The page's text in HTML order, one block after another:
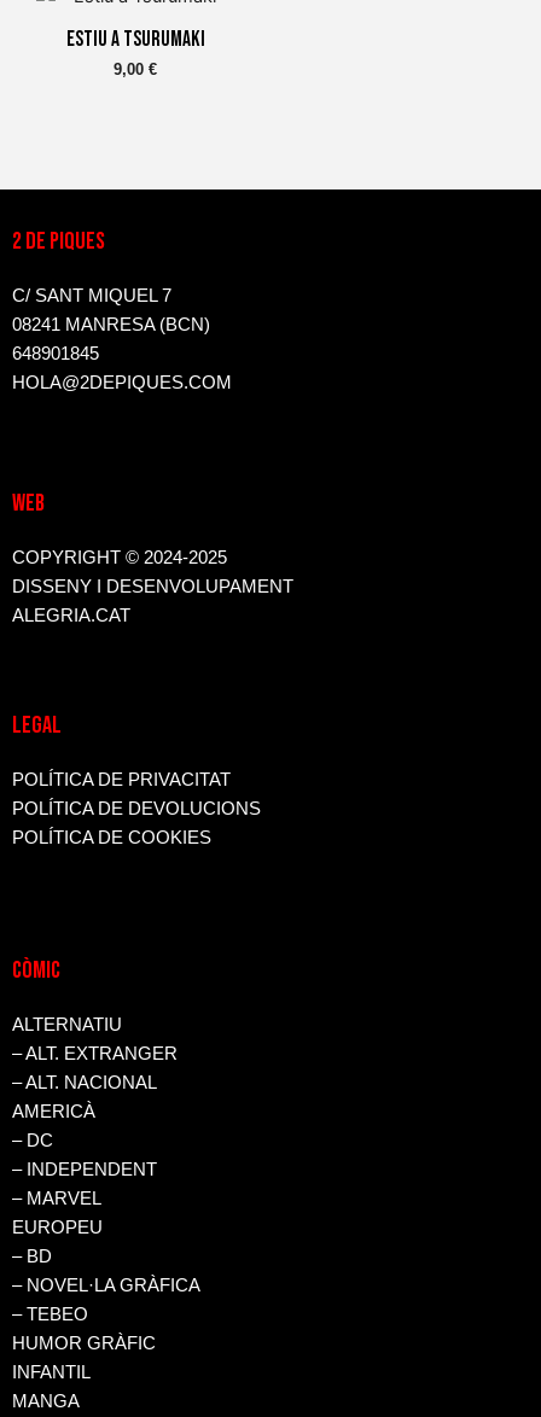
triar
a
producte
producte
Estiu a Tsurumaki
9,00 €
2 DE PIQUES
C/ SANT MIQUEL 7
08241 MANRESA (BCN)
648901845
HOLA@2DEPIQUES.COM
WEB
COPYRIGHT © 2024-2025
DISSENY I DESENVOLUPAMENT
ALEGRIA.CAT
LEGAL
POLÍTICA DE PRIVACITAT
POLÍTICA DE DEVOLUCIONS
POLÍTICA DE COOKIES
CòMIC
ALTERNATIU
– ALT. EXTRANGER
– ALT. NACIONAL
AMERICÀ
– DC
– INDEPENDENT
– MARVEL
EUROPEU
– BD
– NOVEL·LA GRÀFICA
– TEBEO
HUMOR GRÀFIC
INFANTIL
MANGA